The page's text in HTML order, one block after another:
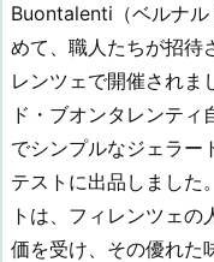
Buontalenti（ベルナ
めて、職人たちが招待
レンツェで開催されま
ド・ブオンタレンテ
でシンプルなジェラー
テストに出品しました
トは、フィレンツェ
価を受け、その優れた